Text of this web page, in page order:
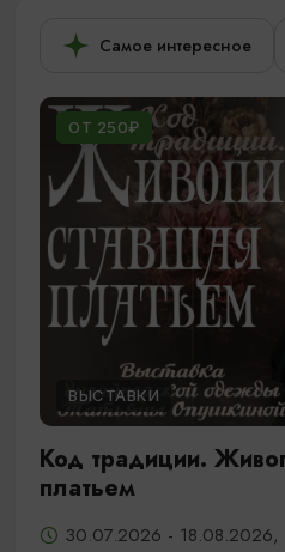
Самое интересное
ОТ 250₽
ВЫСТАВКИ
Код традиции.
платьем
30.07.2026 -